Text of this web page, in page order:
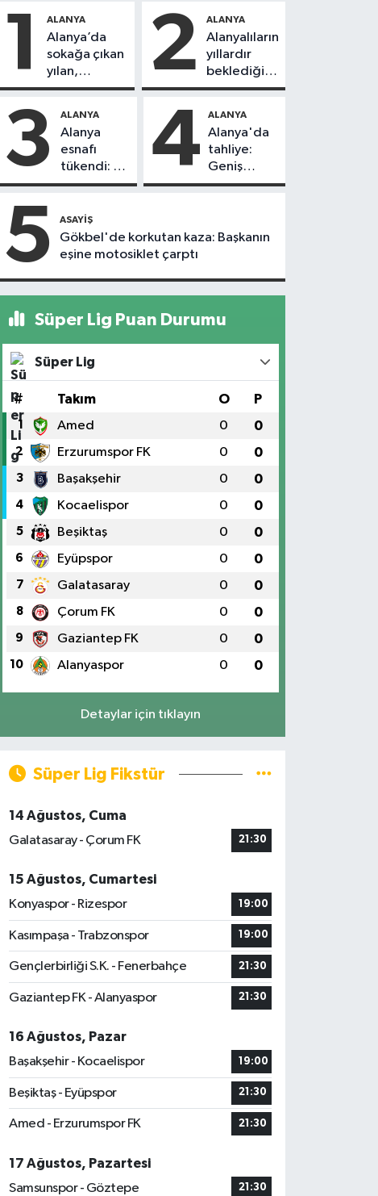
1 ALANYA
Alanya’da
sokağa çıkan
yılan,
vatandaşı
2 ALANYA
Alanyalıların
yıllardır
beklediği
yol askıdan
3 ALANYA
Alanya
esnafı
tükendi: 1
ayda 150
kapandı
4 ALANYA
Alanya'da
tahliye:
Geniş
güvenlik
5 ASAYIŞ
Gökbel'de korkutan kaza: Başkanın
eşine motosiklet çarptı
Süper Lig Puan Durumu
Süper Lig
# Takım O P
1 Amed 0 0
2 Erzurumspor FK 0 0
3 Başakşehir 0 0
4 Kocaelispor 0 0
5 Beşiktaş 0 0
6 Eyüpspor 0 0
7 Galatasaray 0 0
8 Çorum FK 0 0
9 Gaziantep FK 0 0
10 Alanyaspor 0 0
Detaylar için tıklayın
Süper Lig Fikstür
14 Ağustos, Cuma
Galatasaray - Çorum FK
21:30
15 Ağustos, Cumartesi
Konyaspor - Rizespor
19:00
Kasımpaşa - Trabzonspor 19:00
Gençlerbirliği S.K. - Fenerbahçe 21:30
Gaziantep FK - Alanyaspor 21:30
16 Ağustos, Pazar
Başakşehir - Kocaelispor
19:00
Beşiktaş - Eyüpspor 21:30
Amed - Erzurumspor FK 21:30
17 Ağustos, Pazartesi
Samsunspor - Göztepe
21:30